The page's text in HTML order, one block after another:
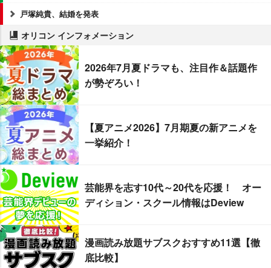
戸塚純貴、結婚を発表
オリコン インフォメーション
2026年7月夏ドラマも、注目作＆話題作
が勢ぞろい！
【夏アニメ2026】7月期夏の新アニメを
一挙紹介！
芸能界を志す10代～20代を応援！ オー
ディション・スクール情報はDeview
漫画読み放題サブスクおすすめ11選【徹
底比較】